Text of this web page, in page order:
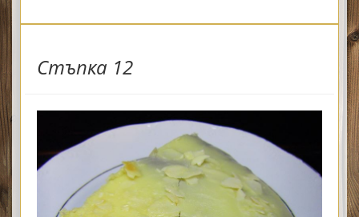
Стъпка 12